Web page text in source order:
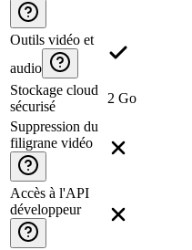
Outils vidéo et
audio
Stockage cloud
sécurisé
2 Go
Suppression du
filigrane vidéo
Accès à l'API
développeur